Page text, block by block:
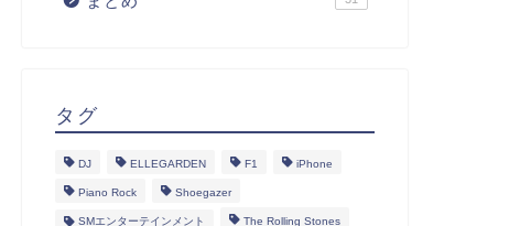
タグ
DJ ELLEGARDEN F1 iPhone
Piano Rock Shoegazer
SMエンターテインメント The Rolling Stones